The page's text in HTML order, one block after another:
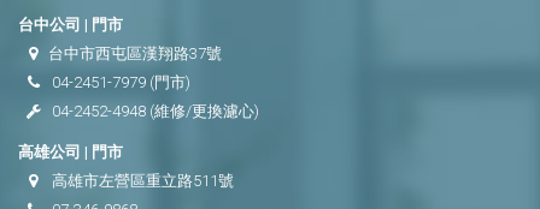
台中公司 | 門市
台中市西屯區漢翔路37號
04-2451-7979 (門市)
04-2452-4948 (維修/更換濾心)
高雄公司 | 門市
高雄市左營區重立路511號